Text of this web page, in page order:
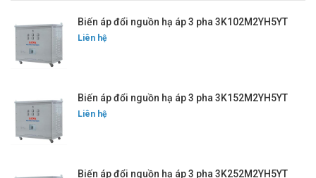
Biến áp đổi nguồn hạ áp 3 pha 3K102M2YH5YT
Liên hệ
Biến áp đổi nguồn hạ áp 3 pha 3K152M2YH5YT
Liên hệ
Biến áp đổi nguồn hạ áp 3 pha 3K252M2YH5YT